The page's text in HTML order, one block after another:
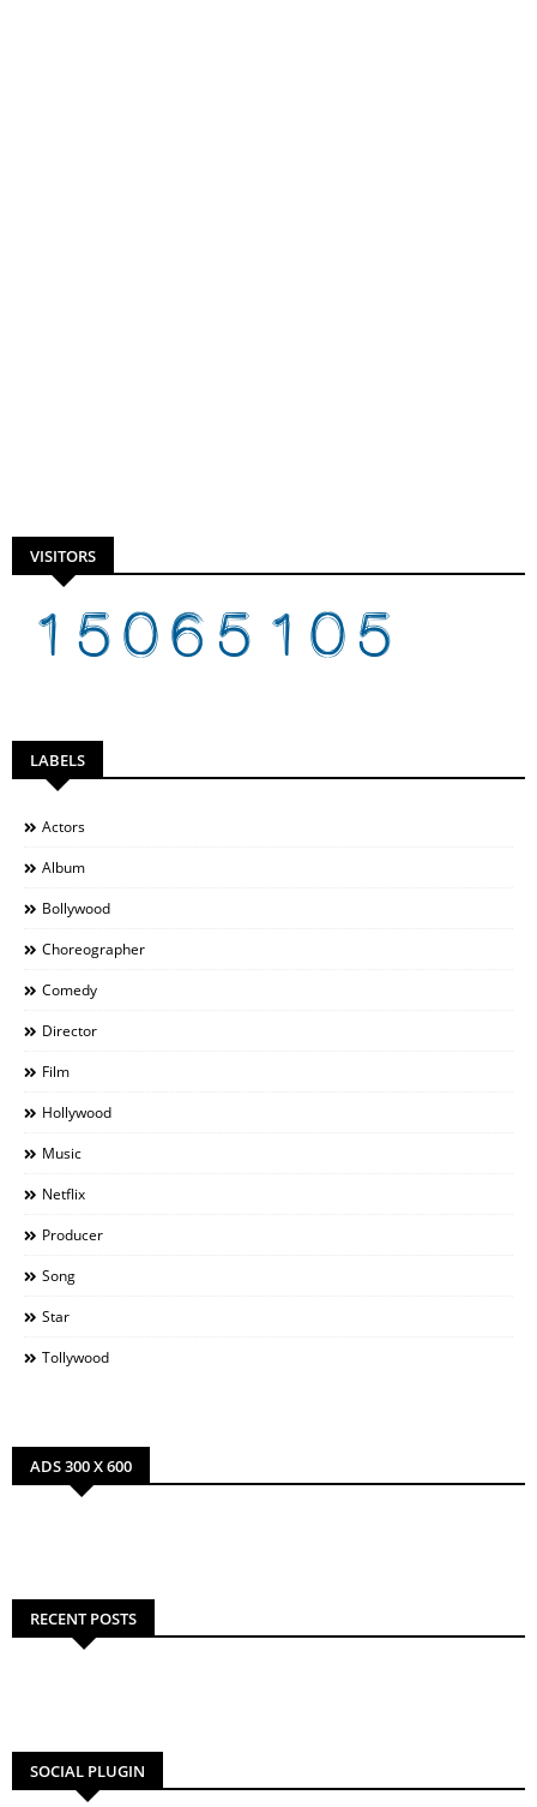
VISITORS
LABELS
Actors
Album
Bollywood
Choreographer
Comedy
Director
Film
Hollywood
Music
Netflix
Producer
Song
Star
Tollywood
ADS 300 X 600
RECENT POSTS
SOCIAL PLUGIN